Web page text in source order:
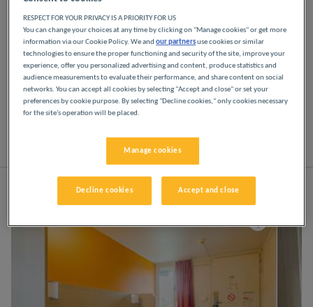
Disfrute de los hoteles Première Classe en
Beauvais. Descubrirá la experiencia Première
Classe desde el momento en que llegue: hoteles
asequibles, acogedores y cómodos. Espacios
luminosos y modernos. Todo lo que necesita para
disfrutar de un buen descanso nocturno a un
precio bajo.
Mapa
RESPECT FOR YOUR PRIVACY IS A PRIORITY FOR US
You can change your choices at any time by clicking on "Manage cookies" or get more
information via our Cookie Policy. We andour partnersuse cookies or similar
technologies to ensure the proper functioning and security of the site, improve your
experience, offer you personalized advertising and content, produce statistics and
audience measurements to evaluate their performance, and share content on social
networks. You can accept all cookies by selecting "Accept and close" or set your
preferences by cookie purpose. By selecting "Decline cookies," only cookies necessary
for the site's operation will be placed.
Manage cookies
Decline cookies Accept and close